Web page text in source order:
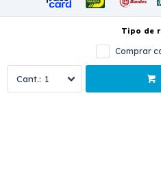
Tipo de
Comprar
1
© Copyright 2026 / Farmacia El túnel